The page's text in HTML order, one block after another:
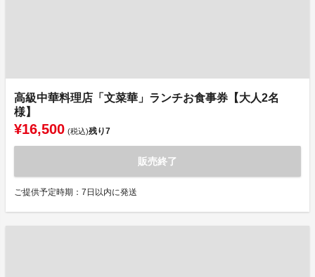
高級中華料理店「文菜華」ランチお食事券【大人2名
様】
¥16,500 (税込)残り7
販売終了
ご提供予定時期：7日以内に発送